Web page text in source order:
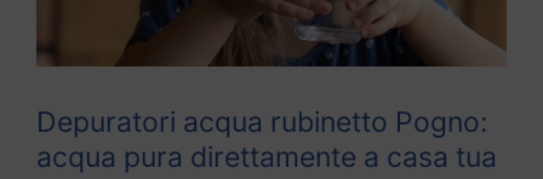
Depuratori acqua rubinetto Pogno:
acqua pura direttamente a casa tua